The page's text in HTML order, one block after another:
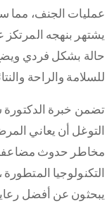
عمليات الجنف، مما
يشتهر بنهجه
حالة بشكل فردي
للسلامة والراحة
تضمن خبرة
التوغل أن يعاني
مخاطر حدوث
التكنولوجيا
يبحثون عن أفضل